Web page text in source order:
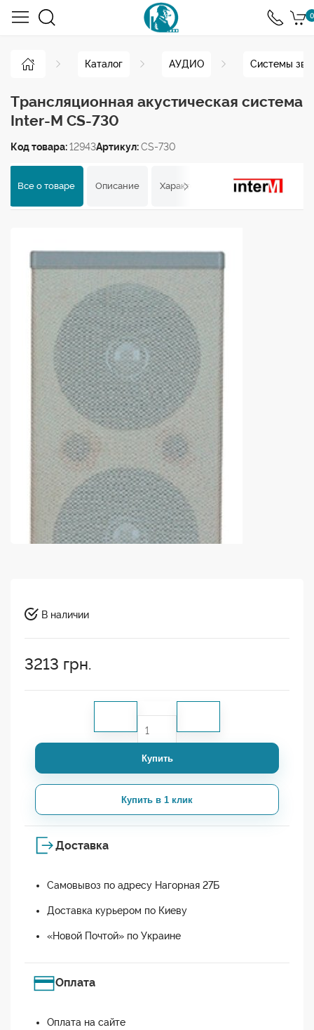
0
Каталог АУДИО Системы
Трансляционная акустическая система
Inter-M CS-730
Код товара:12943Артикул:CS-730
Все о товаре Описание Характеристики Отзывы
В наличии
3213 грн.
Купить
Купить в 1 клик
Доставка
Самовывоз по адресу Нагорная 27Б
Доставка курьером по Киеву
«Новой Почтой» по Украине
Оплата
Оплата на сайте